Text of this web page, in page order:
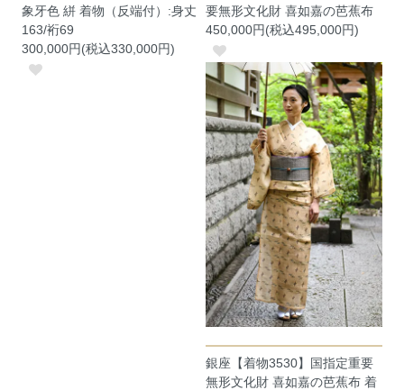
象牙色 絣 着物（反端付）:身丈
163/裄69
300,000円(税込330,000円)
要無形文化財 喜如嘉の芭蕉布
450,000円(税込495,000円)
銀座【着物3530】国指定重要
無形文化財 喜如嘉の芭蕉布 着